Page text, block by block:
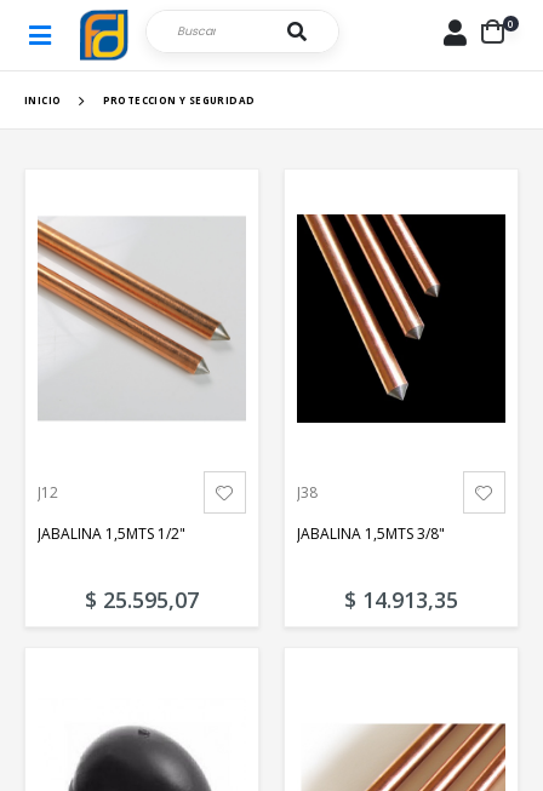
0
INICIO PROTECCION Y SEGURIDAD
J12
JABALINA 1,5MTS 1/2"
$ 25.595,07
J38
JABALINA 1,5MTS 3/8"
$ 14.913,35